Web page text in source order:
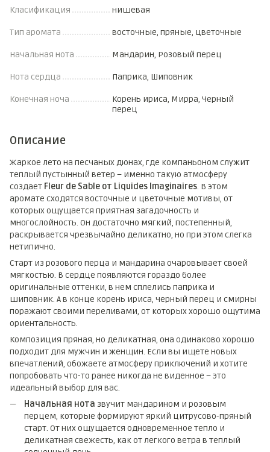
Класификация нишевая
Тип аромата восточные, пряные, цветочные
Начальная нота Мандарин, Розовый перец
Нота сердца Паприка, Шиповник
Конечная ноча
Корень ириса, Мирра, Черный
перец
Описание
Жаркое лето на песчаных дюнах, где компаньоном служит
теплый пустынный ветер – именно такую атмосферу
создает Fleur de Sable от Liquides Imaginaires. В этом
аромате сходятся восточные и цветочные мотивы, от
которых ощущается приятная загадочность и
многослойность. Он достаточно мягкий, постепенный,
раскрывается чрезвычайно деликатно, но при этом слегка
нетипично.
Старт из розового перца и мандарина очаровывает своей
мягкостью. В сердце появляются гораздо более
оригинальные оттенки, в нем сплелись паприка и
шиповник. А в конце корень ириса, черный перец и смирны
поражают своими переливами, от которых хорошо ощутима
ориентальность.
Композиция пряная, но деликатная, она одинаково хорошо
подходит для мужчин и женщин. Если вы ищете новых
впечатлений, обожаете атмосферу приключений и хотите
попробовать что-то ранее никогда не виденное – это
идеальный выбор для вас.
Начальная нота звучит мандарином и розовым
перцем, которые формируют яркий цитрусово-пряный
старт. От них ощущается одновременное тепло и
деликатная свежесть, как от легкого ветра в теплый